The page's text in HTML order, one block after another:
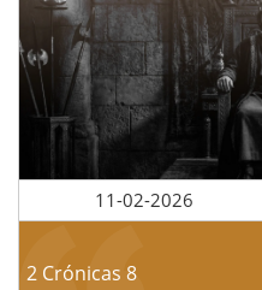
11-02-2026
2 Crónicas 8